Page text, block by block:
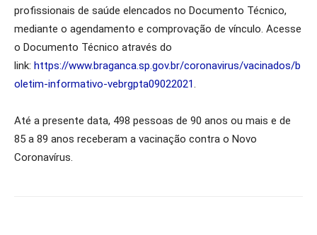
profissionais de saúde elencados no Documento Técnico,
mediante o agendamento e comprovação de vínculo. Acesse
o Documento Técnico através do
link: https://www.braganca.sp.gov.br/coronavirus/vacinados/b
oletim-informativo-vebrgpta09022021.
Até a presente data, 498 pessoas de 90 anos ou mais e de
85 a 89 anos receberam a vacinação contra o Novo
Coronavírus.